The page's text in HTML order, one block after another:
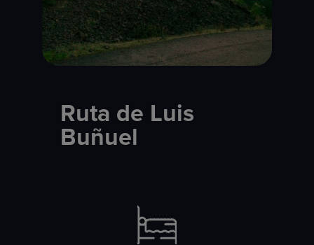
Ruta de Luis
Buñuel